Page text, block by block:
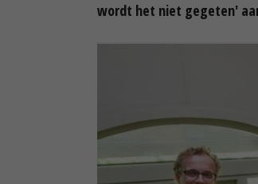
wordt het niet gegeten'